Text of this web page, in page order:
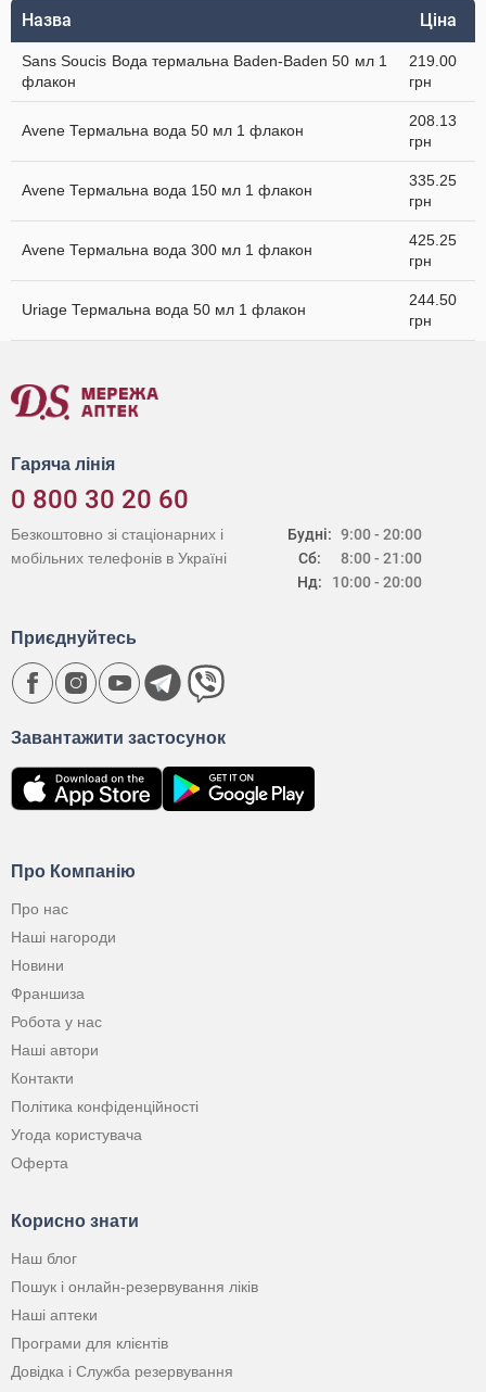
Назва Ціна
Sans Soucis Вода термальна Baden-Baden 50 мл 1
флакон
219.00
грн
Avene Термальна вода 50 мл 1 флакон
208.13
грн
Avene Термальна вода 150 мл 1 флакон
335.25
грн
Avene Термальна вода 300 мл 1 флакон
425.25
грн
Uriage Термальна вода 50 мл 1 флакон
244.50
грн
Гаряча лінія
0 800 30 20 60
Будні:
Сб:
Нд:
9:00 - 20:00
8:00 - 21:00
10:00 - 20:00
Безкоштовно зі стаціонарних і
мобільних телефонів в Україні
Про Компанію
Про нас
Наші нагороди
Новини
Франшиза
Робота у нас
Наші автори
Контакти
Політика конфіденційності
Угода користувача
Оферта
Корисно знати
Наш блог
Пошук і онлайн-резервування ліків
Наші аптеки
Програми для клієнтів
Довідка і Служба резервування
Завантажити застосунок
Приєднуйтесь